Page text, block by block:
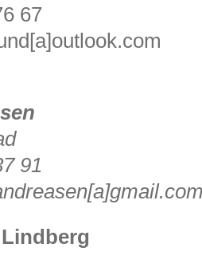
67
91